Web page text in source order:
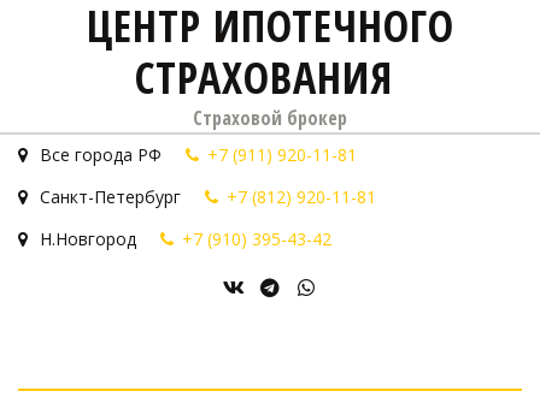
ЦЕНТР ИПОТЕЧНОГО
СТРАХОВАНИЯ
Страховой брокер
Все города РФ
+7 (911) 920-11-81
Санкт-Петербург
+7 (812) 920-11-81
Н.Новгород
+7 (910) 395-43-42